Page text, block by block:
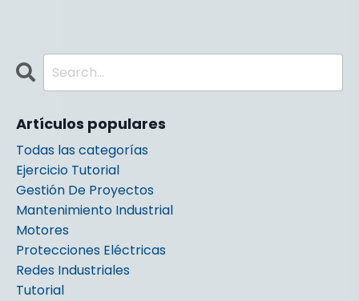
Artículos populares
Todas las categorías
Ejercicio Tutorial
Gestión De Proyectos
Mantenimiento Industrial
Motores
Protecciones Eléctricas
Redes Industriales
Tutorial